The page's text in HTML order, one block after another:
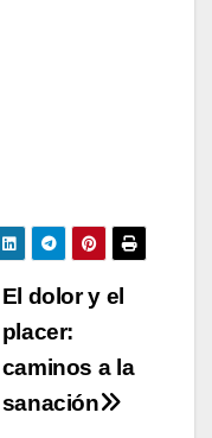
El dolor y el
placer:
caminos a la
sanación